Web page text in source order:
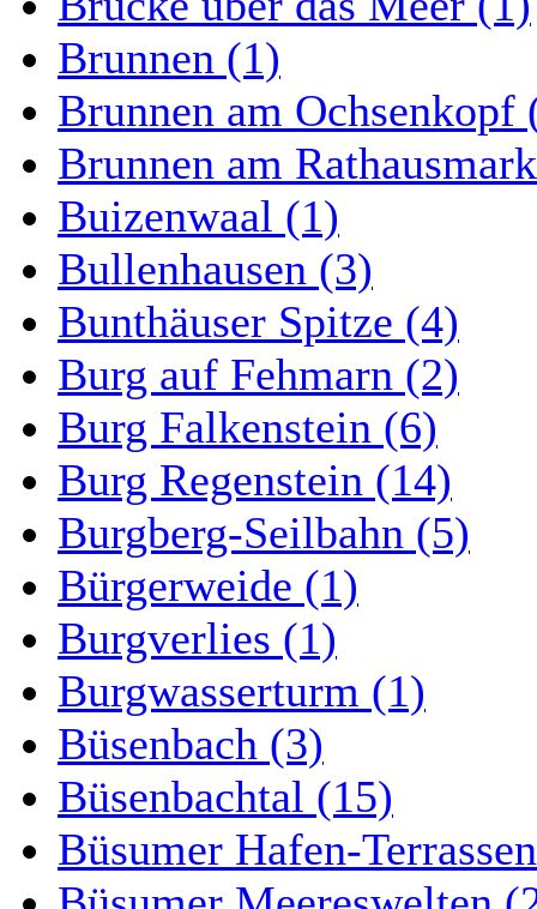
Brunnen (1)
Brunnen am Ochsenkopf
Brunnen am
Buizenwaal (1)
Bullenhausen (3)
Bunthäuser Spitze (4)
Burg auf Fehmarn (2)
Burg Falkenstein (6)
Burg Regenstein (14)
Burgberg-Seilbahn (5)
Bürgerweide (1)
Burgverlies (1)
Burgwasserturm (1)
Büsenbach (3)
Büsenbachtal (15)
Büsumer Hafen-